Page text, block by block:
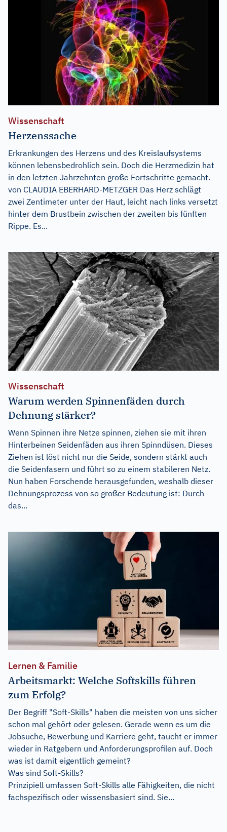
Wissenschaft
Herzenssache
Erkrankungen des Herzens und des Kreislaufsystems
können lebensbedrohlich sein. Doch die Herzmedizin hat
in den letzten Jahrzehnten große Fortschritte gemacht.
von CLAUDIA EBERHARD-METZGER Das Herz schlägt
zwei Zentimeter unter der Haut, leicht nach links versetzt
hinter dem Brustbein zwischen der zweiten bis fünften
Rippe. Es...
Wissenschaft
Warum werden Spinnenfäden durch
Dehnung stärker?
Wenn Spinnen ihre Netze spinnen, ziehen sie mit ihren
Hinterbeinen Seidenfäden aus ihren Spinndüsen. Dieses
Ziehen ist löst nicht nur die Seide, sondern stärkt auch
die Seidenfasern und führt so zu einem stabileren Netz.
Nun haben Forschende herausgefunden, weshalb dieser
Dehnungsprozess von so großer Bedeutung ist: Durch
das...
Lernen & Familie
Arbeitsmarkt: Welche Softskills führen
zum Erfolg?
Der Begriff "Soft-Skills" haben die meisten von uns sicher
schon mal gehört oder gelesen. Gerade wenn es um die
Jobsuche, Bewerbung und Karriere geht, taucht er immer
wieder in Ratgebern und Anforderungsprofilen auf. Doch
was ist damit eigentlich gemeint?
Was sind Soft-Skills?
Prinzipiell umfassen Soft-Skills alle Fähigkeiten, die nicht
fachspezifisch oder wissensbasiert sind. Sie...